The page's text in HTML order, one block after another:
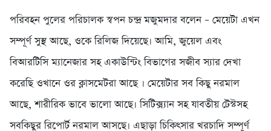
পরিবহন পুলের পরিচালক স্বপন চন্দ্র মজুমদার বলেন – মেয়েটা এখন
সম্পূর্ণ সুস্থ আছে, ওকে রিলিজ দিয়েছে। আমি, জুয়েল এবং
বিআরটিসি ম্যানেজার সহ একাউন্টিং বিভাগের সজীব স্যার দেখা
করেছি ওখানে ওর ক্লাসমেটরা আছে । মেয়েটার সব কিছু নরমাল
আছে, শারীরিক ভাবে ভালো আছে। সিটিক্স্যান সহ যাবতীয় টেস্টসহ
সবকিছুর রিপোর্ট নরমাল আসছে। এছাড়া চিকিৎসার খরচাদি সম্পূর্ণ